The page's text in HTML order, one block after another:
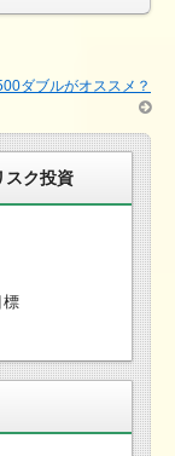
ダブルがオススメ？
スク投資
標